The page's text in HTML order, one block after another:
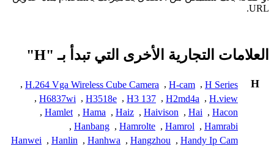
URL.
العلامات التجارية الأخرى التي تبدأ بـ "H"
H
H Series
,
H-cam
,
H.264 Vga Wireless Cube Camera
,
H.view
,
H2md4a
,
H3 137
,
H3518e
,
H6837wi
,
Hacon
,
Hai
,
Haivison
,
Haiz
,
Hama
,
Hamlet
,
Hamrabi
,
Hamrol
,
Hamrolte
,
Hanbang
,
Handy Ip Cam
,
Hangzhou
,
Hanhwa
,
Hanlin
,
Hanwei